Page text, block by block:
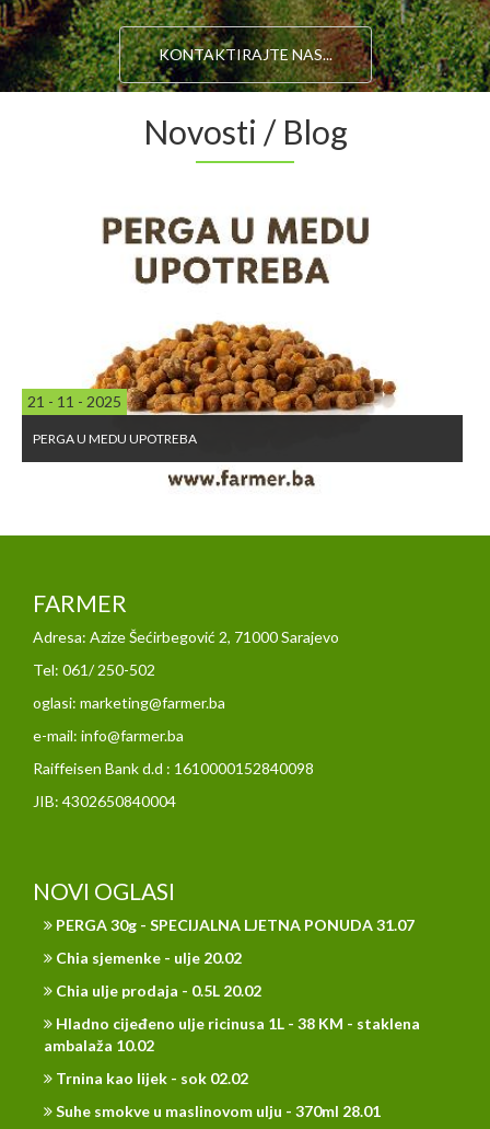
KONTAKTIRAJTE NAS...
Novosti / Blog
21 - 11 - 2025
PERGA U MEDU UPOTREBA
FARMER
Adresa: Azize Šećirbegović 2, 71000 Sarajevo
Tel: 061/ 250-502
oglasi: marketing@farmer.ba
e-mail: info@farmer.ba
Raiffeisen Bank d.d : 1610000152840098
JIB: 4302650840004
NOVI OGLASI
PERGA 30g - SPECIJALNA LJETNA PONUDA 31.07
Chia sjemenke - ulje 20.02
Chia ulje prodaja - 0.5L 20.02
Hladno cijeđeno ulje ricinusa 1L - 38 KM - staklena
ambalaža 10.02
Trnina kao lijek - sok 02.02
Suhe smokve u maslinovom ulju - 370ml 28.01